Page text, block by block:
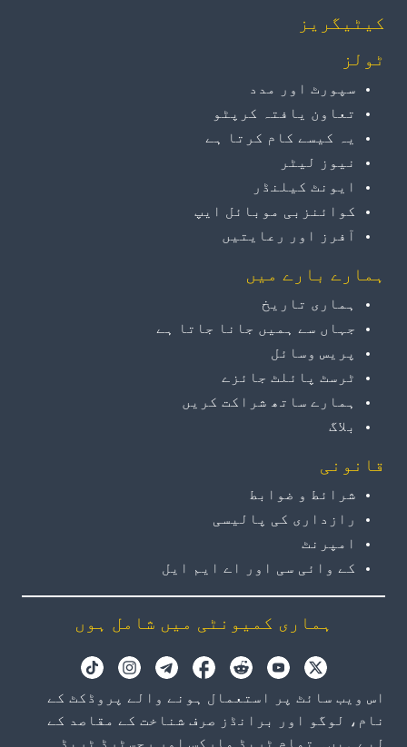
کیٹیگریز
ٹولز
سپورٹ اور مدد
تعاون یافتہ کرپٹو
یہ کیسے کام کرتا ہے
نیوز لیٹر
ایونٹ کیلنڈر
کوائنزبی موبائل ایپ
آفرز اور رعایتیں
ہمارے بارے میں
ہماری تاریخ
جہاں سے ہمیں جانا جاتا ہے
پریس وسائل
ٹرسٹ پائلٹ جائزے
ہمارے ساتھ شراکت کریں
بلاگ
قانونی
شرائط و ضوابط
رازداری کی پالیسی
امپرنٹ
کے وائی سی اور اے ایم ایل
ہماری کمیونٹی میں شامل ہوں
اس ویب سائٹ پر استعمال ہونے والے پروڈکٹ کے
نام، لوگو اور برانڈز صرف شناخت کے مقاصد کے
لیے ہیں۔ تمام ٹریڈ مارکس اور رجسٹرڈ ٹریڈ